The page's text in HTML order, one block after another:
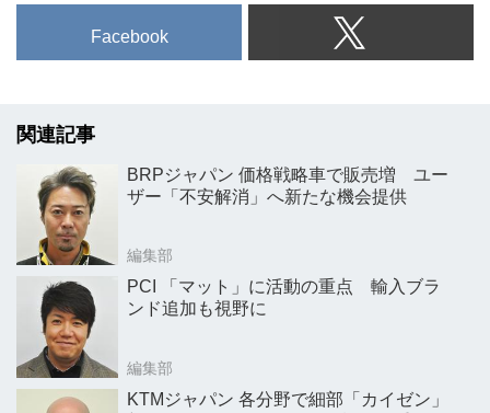
Facebook
関連記事
BRPジャパン 価格戦略車で販売増 ユー
ザー「不安解消」へ新たな機会提供
編集部
PCI 「マット」に活動の重点 輸入ブラ
ンド追加も視野に
編集部
KTMジャパン 各分野で細部「カイゼン」